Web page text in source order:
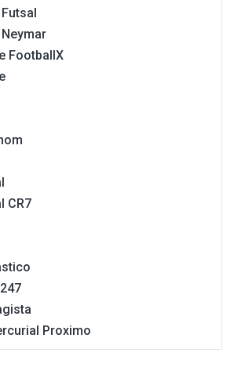
FootballX
CR7
Proximo